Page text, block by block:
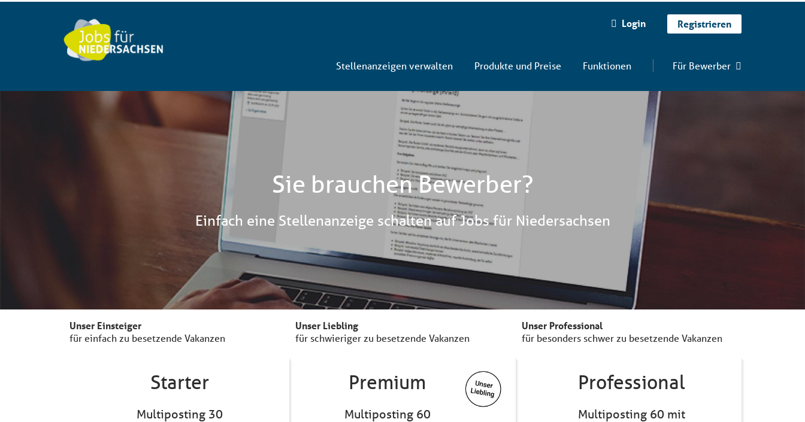
Login Registrieren
Stellenanzeigen verwalten Produkte und Preise Funktionen Für Bewerber
Sie brauchen Bewerber?
Einfach eine Stellenanzeige schalten auf Jobs für Niedersachsen
Unser Einsteiger
für einfach zu besetzende Vakanzen
Starter
Multiposting 30
Unser Liebling
für schwieriger zu besetzende Vakanzen
Premium
Multiposting 60
Unser Professional
für besonders schwer zu besetzende Vakanzen
Professional
Multiposting 60 mit